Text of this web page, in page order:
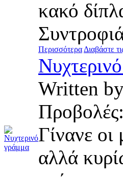
κακό
ΠερισσότεραΔιαβάστε
Written
Γίνανε
αλλά